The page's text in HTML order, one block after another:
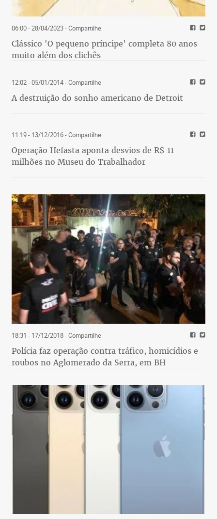
06:00 - 28/04/2023- Compartilhe
Clássico 'O pequeno príncipe' completa 80 anos
muito além dos clichês
12:02 - 05/01/2014- Compartilhe
A destruição do sonho americano de Detroit
11:19 - 13/12/2016- Compartilhe
Operação Hefasta aponta desvios de R$ 11
milhões no Museu do Trabalhador
18:31 - 17/12/2018- Compartilhe
Polícia faz operação contra tráfico, homicídios e
roubos no Aglomerado da Serra, em BH